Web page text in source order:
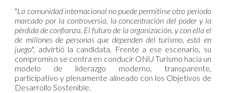
"La comunidad internacional no puede permitirse otro periodo
marcado por la controversia, la concentración del poder y la
pérdida de confianza. El futuro de la organización, y con ella el
de millones de personas que dependen del turismo, está en
juego", advirtió la candidata. Frente a ese escenario, su
compromiso se centra en conducir ONU Turismo hacia un
modelo de liderazgo moderno, transparente,
participativo y plenamente alineado con los Objetivos de
Desarrollo Sostenible.